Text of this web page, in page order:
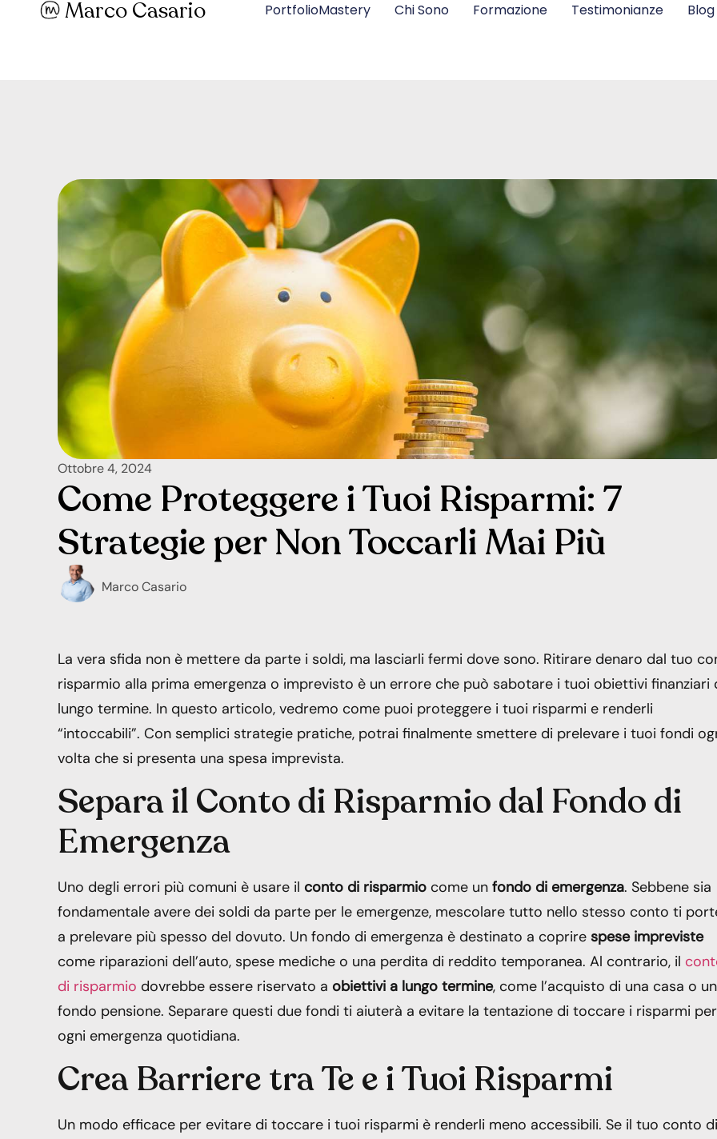
Marco Casario PortfolioMastery Chi Sono Formazione Testimonianze Blog
Ottobre 4, 2024
Come Proteggere i Tuoi Risparmi: 7
Strategie per Non Toccarli Mai Più
Marco Casario
La vera sfida non è mettere da parte i soldi, ma lasciarli fermi dove sono. Ritirare denaro dal tuo
risparmio alla prima emergenza o imprevisto è un errore che può sabotare i tuoi obiettivi finanziari
lungo termine. In questo articolo, vedremo come puoi proteggere i tuoi risparmi e renderli
“intoccabili”. Con semplici strategie pratiche, potrai finalmente smettere di prelevare i tuoi fondi
volta che si presenta una spesa imprevista.
Separa il Conto di Risparmio dal Fondo di
Emergenza
Uno degli errori più comuni è usare il conto di risparmio come un fondo di emergenza. Sebbene sia
fondamentale avere dei soldi da parte per le emergenze, mescolare tutto nello stesso conto ti
a prelevare più spesso del dovuto. Un fondo di emergenza è destinato a coprire spese impreviste
come riparazioni dell’auto, spese mediche o una perdita di reddito temporanea. Al contrario, il
di risparmio dovrebbe essere riservato a obiettivi a lungo termine, come l’acquisto di una casa o un
fondo pensione. Separare questi due fondi ti aiuterà a evitare la tentazione di toccare i risparmi per
ogni emergenza quotidiana.
Crea Barriere tra Te e i Tuoi Risparmi
Un modo efficace per evitare di toccare i tuoi risparmi è renderli meno accessibili. Se il tuo conto di